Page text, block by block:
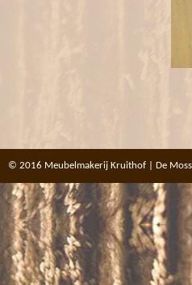
© 2016 Meubelmakerij Kruithof | De